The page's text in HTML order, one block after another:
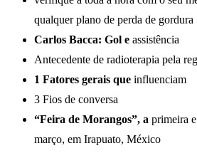
qualquer plano de perda de gordura
Carlos Bacca: Gol e assistência
Antecedente de radioterapia pela
1 Fatores gerais que influenciam
3 Fios de conversa
“Feira de Morangos”, a primeira
março, em Irapuato, México